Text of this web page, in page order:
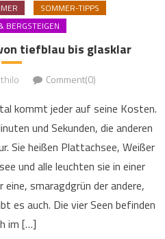
SOMMER-TIPPS
BERGSTEIGEN
tiefblau bis glasklar
thilo Comment(0)
kommt jeder auf seine Kosten.
und Sekunden, die anderen
Sie heißen Plattachsee, Weißer
und alle leuchten sie in einer
eine, smaragdgrün der andere,
es auch. Die vier Seen befinden
im […]